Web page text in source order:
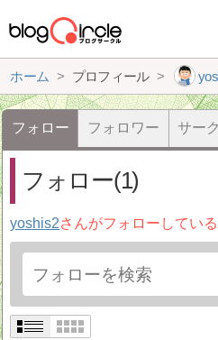
ホーム プロフィール
フォロー フォロワー サー
フォロー(1)
yoshis2さんがフォローしてい